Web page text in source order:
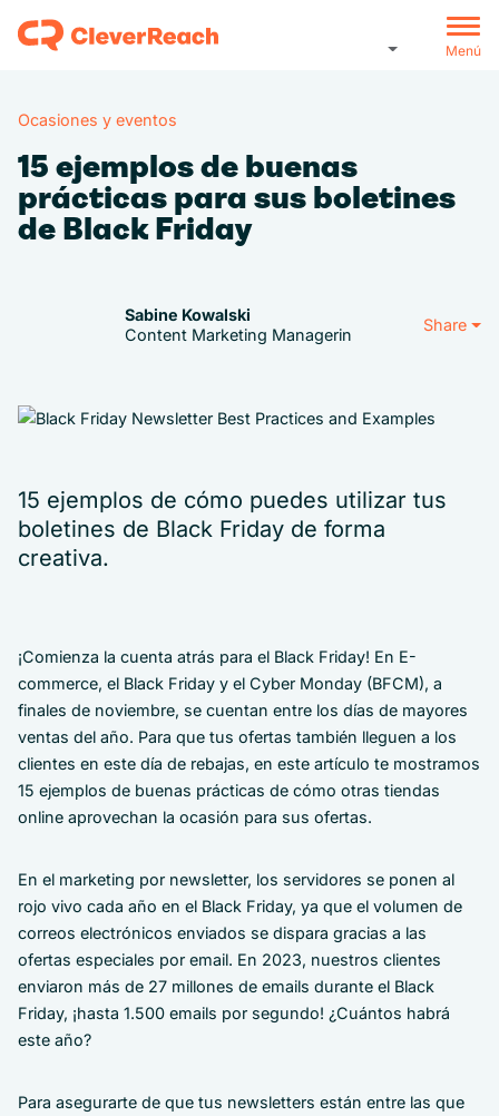
Menú
Ocasiones y eventos
15 ejemplos de buenas
prácticas para sus boletines
de Black Friday
Sabine Kowalski
Content Marketing Managerin
Share
15 ejemplos de cómo puedes utilizar tus
boletines de Black Friday de forma
creativa.
¡Comienza la cuenta atrás para el Black Friday! En E-
commerce, el Black Friday y el Cyber Monday (BFCM), a
finales de noviembre, se cuentan entre los días de mayores
ventas del año. Para que tus ofertas también lleguen a los
clientes en este día de rebajas, en este artículo te mostramos
15 ejemplos de buenas prácticas de cómo otras tiendas
online aprovechan la ocasión para sus ofertas.
En el marketing por newsletter, los servidores se ponen al
rojo vivo cada año en el Black Friday, ya que el volumen de
correos electrónicos enviados se dispara gracias a las
ofertas especiales por email. En 2023, nuestros clientes
enviaron más de 27 millones de emails durante el Black
Friday, ¡hasta 1.500 emails por segundo! ¿Cuántos habrá
este año?
Para asegurarte de que tus newsletters están entre las que